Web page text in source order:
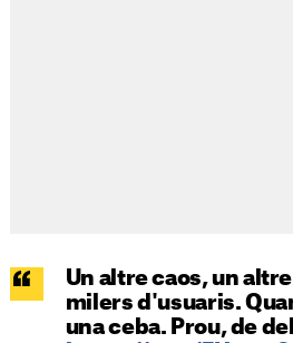
Un altre caos, un
milers d'usuaris.
una ceba. Prou, de